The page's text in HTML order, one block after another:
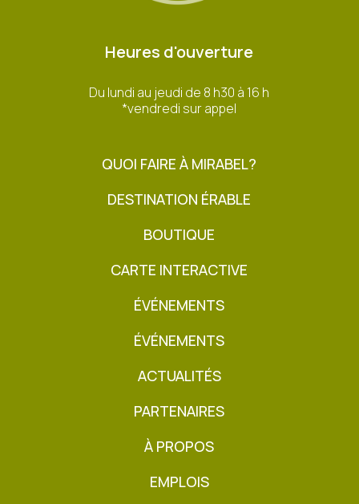
Heures d'ouverture
Du lundi au jeudi de 8 h30 à 16 h
*vendredi sur appel
QUOI FAIRE À MIRABEL?
DESTINATION ÉRABLE
BOUTIQUE
CARTE INTERACTIVE
ÉVÉNEMENTS
ÉVÉNEMENTS
ACTUALITÉS
PARTENAIRES
À PROPOS
EMPLOIS